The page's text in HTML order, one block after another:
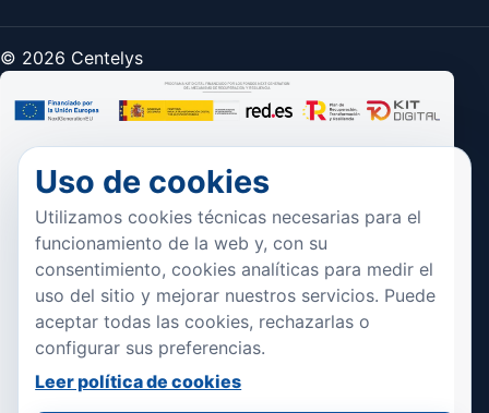
© 2026 Centelys
Uso de cookies
Utilizamos cookies técnicas necesarias para el
funcionamiento de la web y, con su
consentimiento, cookies analíticas para medir el
uso del sitio y mejorar nuestros servicios. Puede
aceptar todas las cookies, rechazarlas o
configurar sus preferencias.
Leer política de cookies